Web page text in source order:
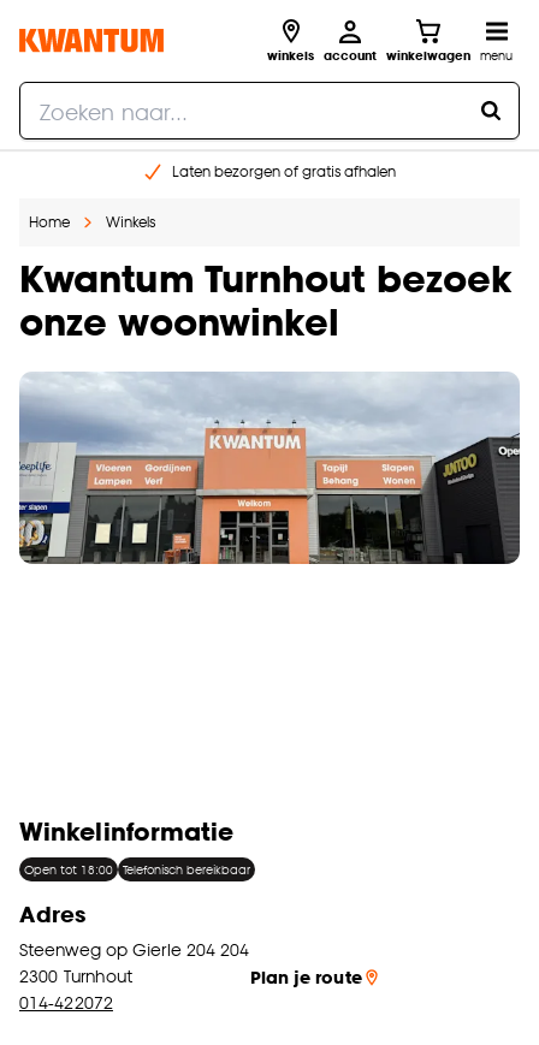
winkels account winkelwagen menu
Laten bezorgen of gratis afhalen
Gratis raam advies en opmeten aan huis
Home Winkels
Kwantum Turnhout bezoek
onze woonwinkel
Winkelinformatie
Open tot 18:00 Telefonisch bereikbaar
Adres
Steenweg op Gierle 204 204
2300 Turnhout
014-422072
Plan je route